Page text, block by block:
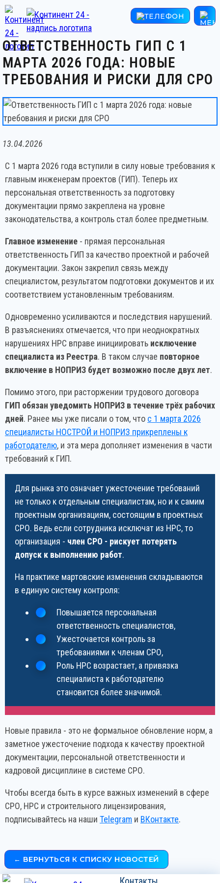
ОТВЕТСТВЕННОСТЬ ГИП С 1
МАРТА 2026 ГОДА: НОВЫЕ
ТРЕБОВАНИЯ И РИСКИ ДЛЯ СРО
13.04.2026
С 1 марта 2026 года вступили в силу новые требования к
главным инженерам проектов (ГИП). Теперь их
персональная ответственность за подготовку
документации прямо закреплена на уровне
законодательства, а контроль стал более предметным.
Главное изменение - прямая персональная
ответственность ГИП за качество проектной и рабочей
документации. Закон закрепил связь между
специалистом, результатом подготовки документов и их
соответствием установленным требованиям.
Одновременно усиливаются и последствия нарушений.
В разъяснениях отмечается, что при неоднократных
нарушениях НРС вправе инициировать исключение
специалиста из Реестра. В таком случае повторное
включение в НОПРИЗ будет возможно после двух лет.
Помимо этого, при расторжении трудового договора
ГИП обязан уведомить НОПРИЗ в течение трёх рабочих
дней. Ранее мы уже писали о том, что с 1 марта 2026
специалисты НОСТРОЙ и НОПРИЗ прикреплены к
работодателю, и эта мера дополняет изменения в части
требований к ГИП.
Для рынка это означает ужесточение требований
не только к отдельным специалистам, но и к самим
проектным организациям, состоящим в проектных
СРО. Ведь если сотрудника исключат из НРС, то
организация - член СРО - рискует потерять
допуск к выполнению работ.
На практике мартовские изменения складываются
в единую систему контроля:
Повышается персональная
ответственность специалистов,
Ужесточается контроль за
требованиями к членам СРО,
Роль НРС возрастает, а привязка
специалиста к работодателю
становится более значимой.
Новые правила - это не формальное обновление норм, а
заметное ужесточение подхода к качеству проектной
документации, персональной ответственности и
кадровой дисциплине в системе СРО.
Чтобы всегда быть в курсе важных изменений в сфере
СРО, НРС и строительного лицензирования,
подписывайтесь на наши Telegram и ВКонтакте.
← ВЕРНУТЬСЯ К СПИСКУ НОВОСТЕЙ